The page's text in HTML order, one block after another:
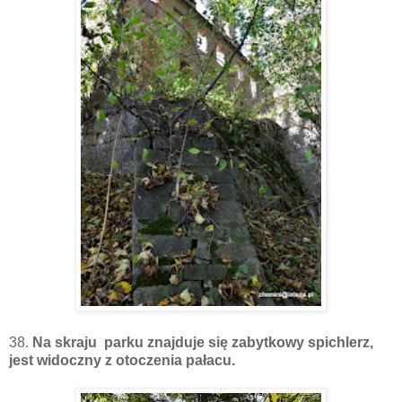
38. Na skraju parku znajduje się zabytkowy spichlerz,
jest widoczny z otoczenia pałacu.